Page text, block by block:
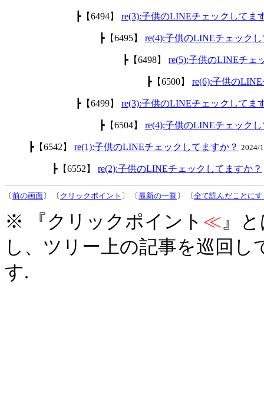
┣【6494】 re(3):子供のLINEチェックしてま
┣【6495】 re(4):子供のLINEチェック
┣【6498】 re(5):子供のLINEチェ
┣【6500】 re(6):子供の
┣【6499】 re(3):子供のLINEチェックしてま
┣【6504】 re(4):子供のLINEチェック
┣【6542】 re(1):子供のLINEチェックしてますか？ 2024/
┣【6552】 re(2):子供のLINEチェックしてますか？
〔前の画面〕 〔 クリックポイント 〕 〔最新の一覧 〕 〔全て読んだことに
※ 『クリックポイント ≪』
し、ツリー上の記事を巡回
す.